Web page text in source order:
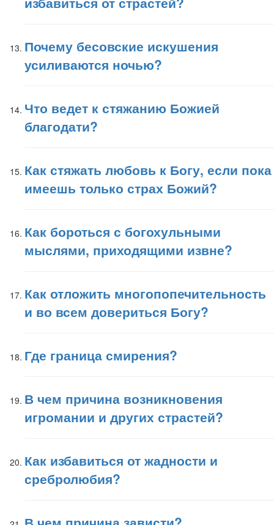
Почему бесовские искушения
усиливаются ночью?
Что ведет к стяжанию Божией
благодати?
Как стяжать любовь к Богу, если пока
имеешь только страх Божий?
Как бороться с богохульными
мыслями, приходящими извне?
Как отложить многопопечительность
и во всем довериться Богу?
Где граница смирения?
В чем причина возникновения
игромании и других страстей?
Как избавиться от жадности и
сребролюбия?